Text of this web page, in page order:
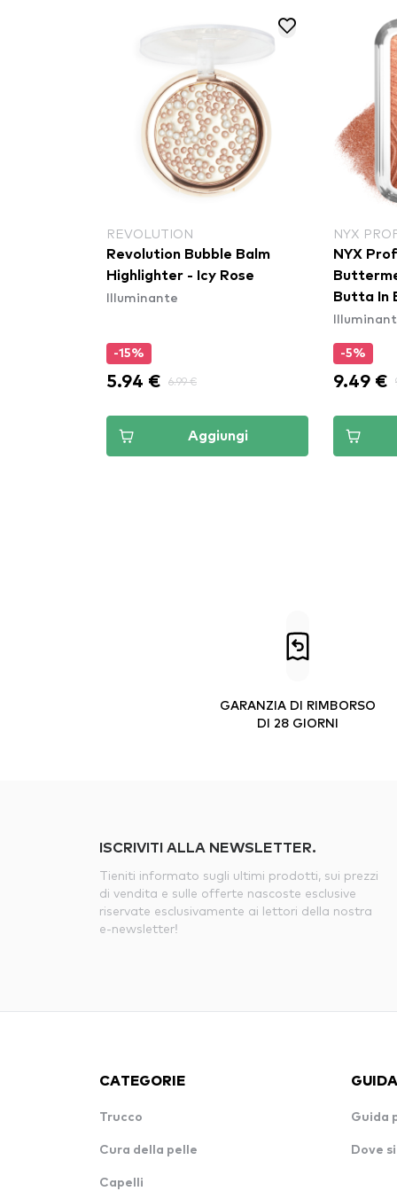
REVOLUTION
Revolution Bubble Balm
Highlighter - Icy Rose
Illuminante
-15%
5.94 € 6.99 €
Aggiungi
NYX
NYX
Butta In
-5%
9.49 €
GARANZIA DI RIMBORSO
DI 28 GIORNI
ISCRIVITI ALLA NEWSLETTER.
Tieniti informato sugli ultimi prodotti, sui prezzi
di vendita e sulle offerte nascoste esclusive
riservate esclusivamente ai lettori della nostra
e-newsletter!
CATEGORIE
Trucco
Cura della pelle
Capelli
Guida
Dove